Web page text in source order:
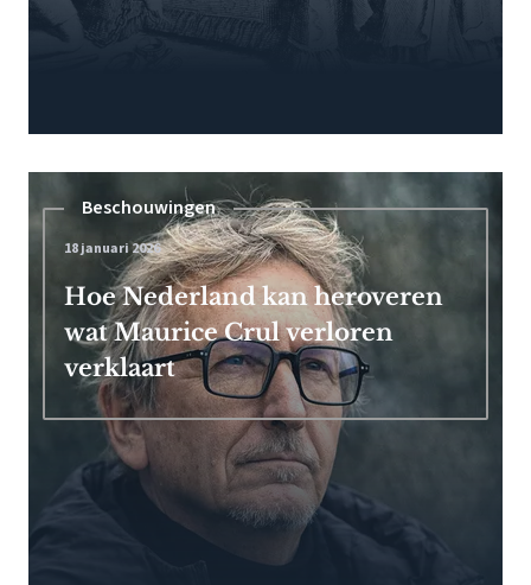
Beschouwingen
18 januari 2026
Hoe Nederland kan heroveren
wat Maurice Crul verloren
verklaart